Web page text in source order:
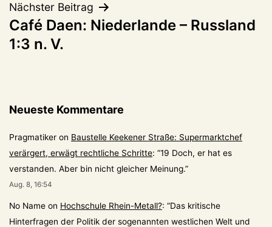
Nächster Beitrag
Café Daen: Niederlande – Russland
1:3 n. V.
Neueste Kommentare
Pragmatiker on Baustelle Keekener Straße: Supermarktchef
verärgert, erwägt rechtliche Schritte: “19 Doch, er hat es
verstanden. Aber bin nicht gleicher Meinung.”
Aug. 8, 16:54
No Name on Hochschule Rhein-Metall?: “Das kritische
Hinterfragen der Politik der sogenannten westlichen Welt und